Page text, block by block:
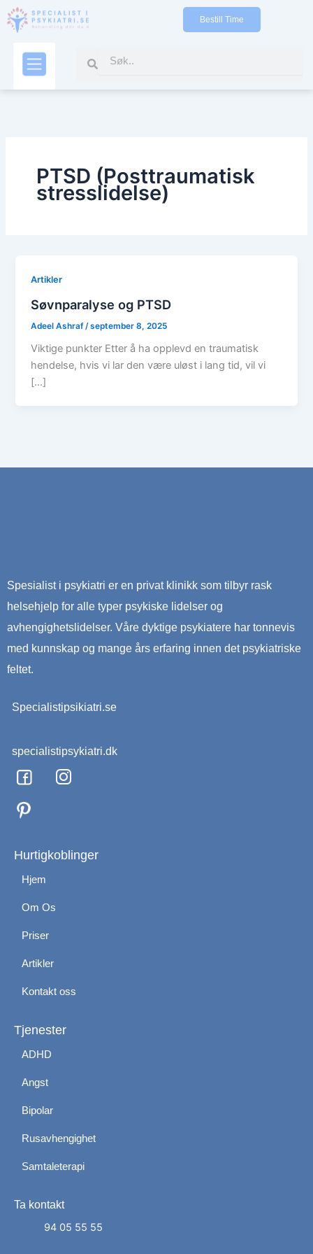
Bestill Time
Search
PTSD (Posttraumatisk
stresslidelse)
Artikler
Søvnparalyse og PTSD
Adeel Ashraf /september 8, 2025
Viktige punkter Etter å ha opplevd en traumatisk
hendelse, hvis vi lar den være uløst i lang tid, vil vi
[…]
Spesialist i psykiatri er en privat klinikk som tilbyr rask
helsehjelp for alle typer psykiske lidelser og
avhengighetslidelser. Våre dyktige psykiatere har tonnevis
med kunnskap og mange års erfaring innen det psykiatriske
feltet.
Specialistipsikiatri.se
specialistipsykiatri.dk
F
a
c
e
o
k
I
n
g
Hurtigkoblinger
Hjem
Om Os
Priser
Artikler
Kontakt oss
Tjenester
ADHD
Angst
Bipolar
Rusavhengighet
Samtaleterapi
Ta kontakt
94 05 55 55
Administrer dit samtykke
For at give den bedst mulige oplevelse bruger vi